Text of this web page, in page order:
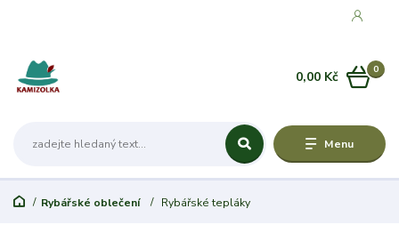
Menu
0
0,00 Kč
Rybářské oblečení Rybářské tepláky